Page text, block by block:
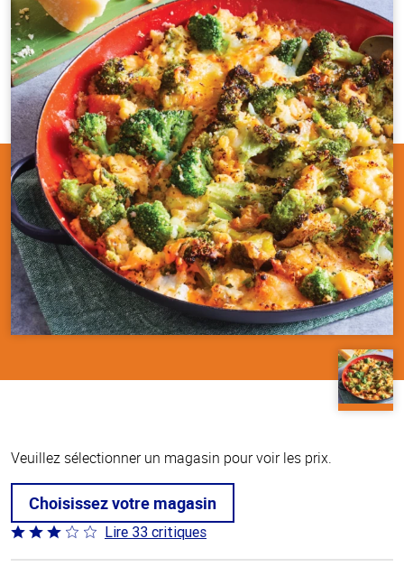
Veuillez sélectionner un magasin pour voir les prix.
Choisissez votre magasin
Coté
3.1 sur
Lire 33 critiques